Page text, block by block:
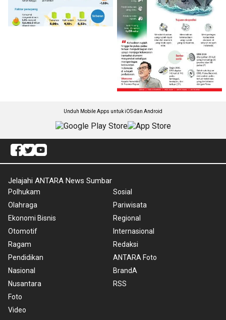
Unduh Mobile Apps untuk iOS dan Android
Jelajahi ANTARA News Sumbar
Polhukam
Olahraga
Ekonomi Bisnis
Otomotif
Ragam
Pendidikan
Nasional
Nusantara
Foto
Video
Sosial
Pariwisata
Regional
Internasional
Redaksi
ANTARA Foto
BrandA
RSS